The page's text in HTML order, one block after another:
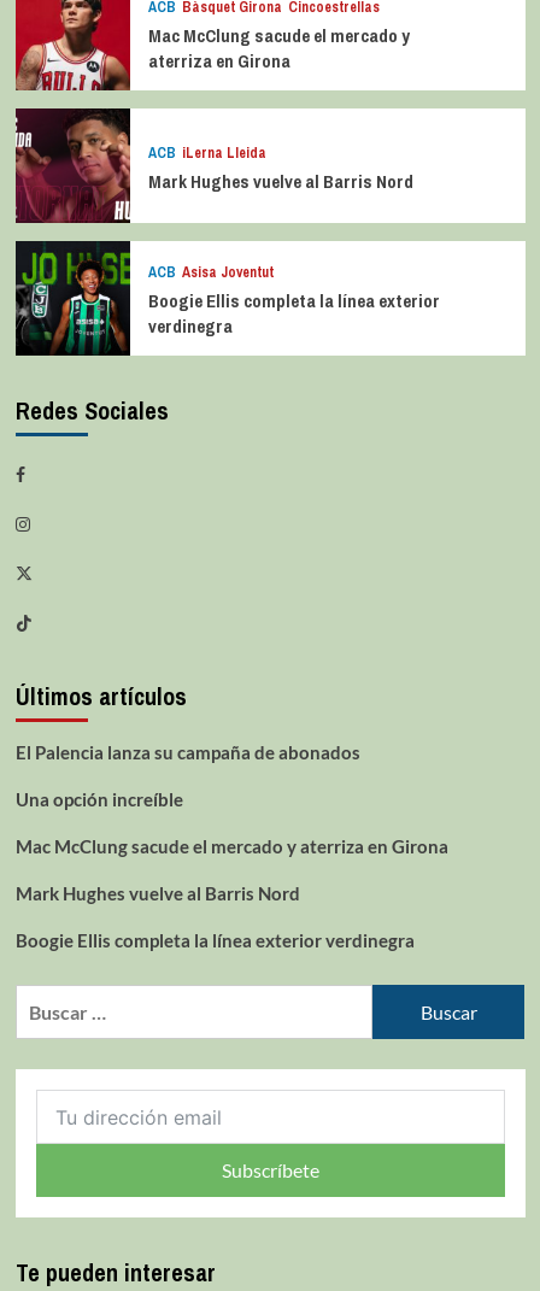
ACB Bàsquet Girona Cincoestrellas
Mac McClung sacude el mercado y
aterriza en Girona
ACB iLerna Lleida
Mark Hughes vuelve al Barris Nord
ACB Asisa Joventut
Boogie Ellis completa la línea exterior
verdinegra
Redes Sociales
Últimos artículos
El Palencia lanza su campaña de abonados
Una opción increíble
Mac McClung sacude el mercado y aterriza en Girona
Mark Hughes vuelve al Barris Nord
Boogie Ellis completa la línea exterior verdinegra
Subscríbete
Te pueden interesar